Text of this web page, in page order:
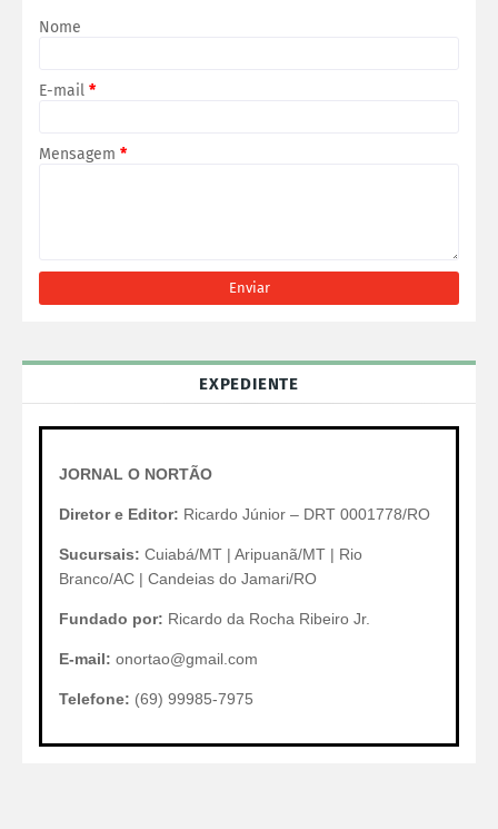
Nome
E-mail *
Mensagem *
EXPEDIENTE
JORNAL O NORTÃO
Diretor e Editor: Ricardo Júnior – DRT 0001778/RO
Sucursais: Cuiabá/MT | Aripuanã/MT | Rio
Branco/AC | Candeias do Jamari/RO
Fundado por: Ricardo da Rocha Ribeiro Jr.
E-mail: onortao@gmail.com
Telefone: (69) 99985-7975